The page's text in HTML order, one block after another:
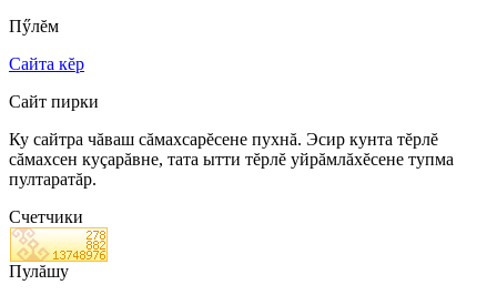
Пӳлĕм
Сайта кĕр
Сайт пирки
Ку сайтра чăваш сăмахсарĕсене пухнă. Эсир кунта тĕрлĕ
сăмахсен куçарăвне, тата ытти тĕрлĕ уйрăмлăхĕсене тупма
пултаратăр.
Счетчики
Пулăшу